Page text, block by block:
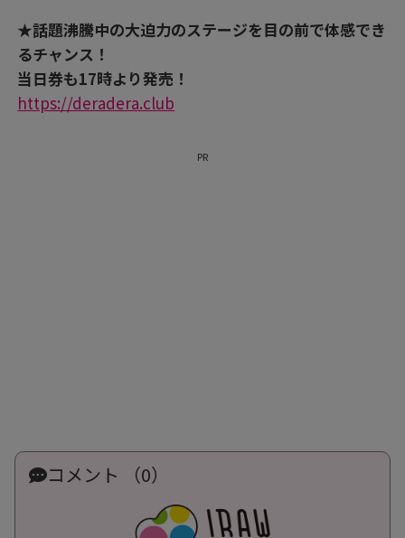
★話題沸騰中の大迫力のステージを目の前で体感でき
るチャンス！
当日券も17時より発売！
https://deradera.club
PR
コメント （0）